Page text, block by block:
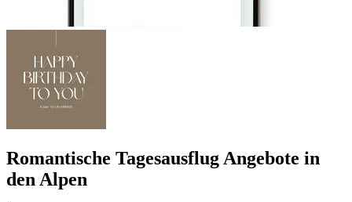
Romantische Tagesausflug Angebote in
den Alpen